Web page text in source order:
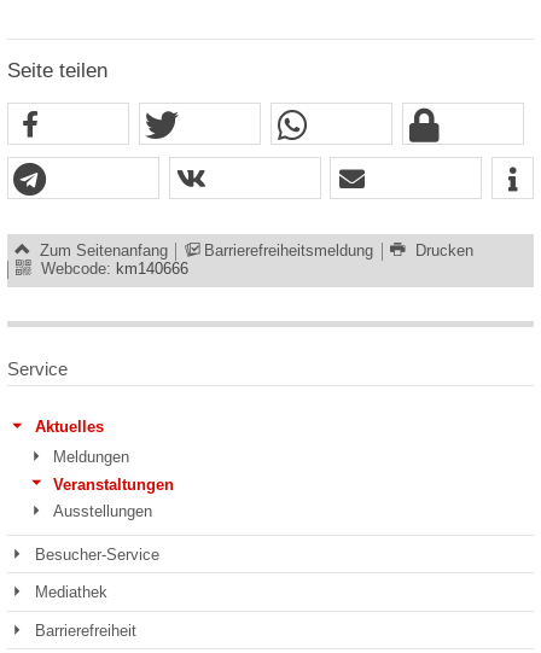
Seite teilen
Zum Seitenanfang Barrierefreiheitsmeldung
Drucken
Webcode: km140666
Service
Aktuelles
Meldungen
Veranstaltungen
Ausstellungen
Besucher-Service
Mediathek
Barrierefreiheit